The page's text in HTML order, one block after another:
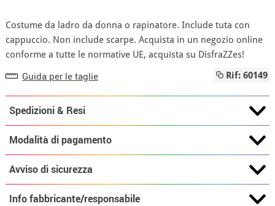
Costume da ladro da donna o rapinatore. Include tuta con
cappuccio. Non include scarpe. Acquista in un negozio online
conforme a tutte le normative UE, acquista su DisfraZZes!
Guida per le taglie Rif: 60149
Spedizioni & Resi
Modalità di pagamento
Avviso di sicurezza
Info fabbricante/responsabile